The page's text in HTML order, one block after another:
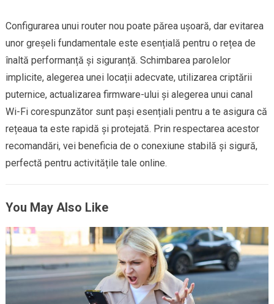
Configurarea unui router nou poate părea ușoară, dar evitarea
unor greșeli fundamentale este esențială pentru o rețea de
înaltă performanță și siguranță. Schimbarea parolelor
implicite, alegerea unei locații adecvate, utilizarea criptării
puternice, actualizarea firmware-ului și alegerea unui canal
Wi-Fi corespunzător sunt pași esențiali pentru a te asigura că
rețeaua ta este rapidă și protejată. Prin respectarea acestor
recomandări, vei beneficia de o conexiune stabilă și sigură,
perfectă pentru activitățile tale online.
You May Also Like